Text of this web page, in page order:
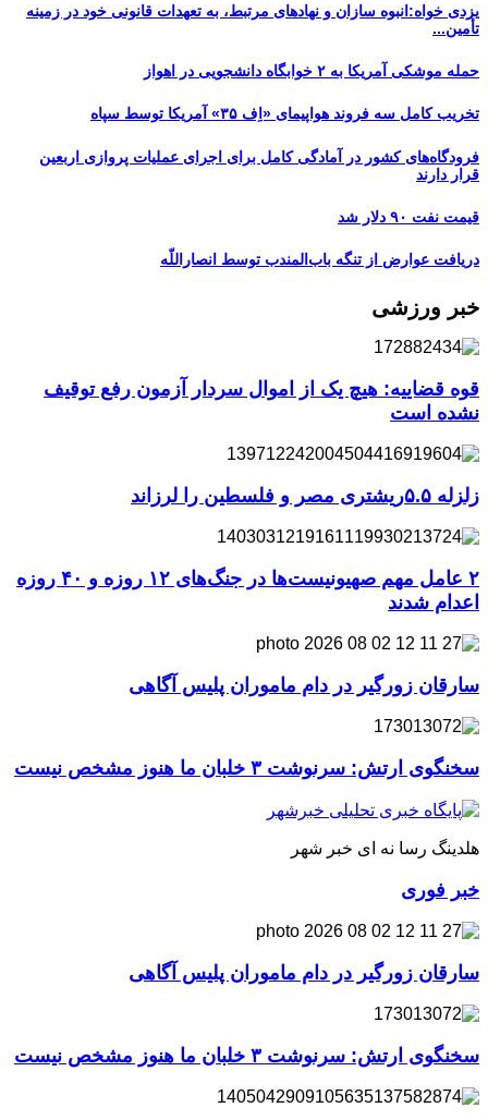
یزدی خواه:انبوه سازان و نهادهای مرتبط، به تعهدات قانونی خود در زمینه
تأمین...
حمله موشکی آمریکا به ۲ خوابگاه دانشجویی در اهواز
تخریب کامل سه فروند هواپیمای «اِف ۳۵» آمریکا توسط سپاه
فرودگاه‌های کشور در آمادگی کامل برای اجرای عملیات پروازی اربعین
قرار دارند
قیمت نفت ۹۰ دلار شد
دریافت عوارض از تنگه باب‌المندب توسط انصاراللّه
خبر ورزشی
قوه قضاییه: هیچ یک از اموال سردار آزمون رفع توقیف
نشده است
زلزله ۵.۵ریشتری مصر و فلسطین را لرزاند
۲ عامل مهم صهیونیست‌ها در جنگ‌های ۱۲ روزه و ۴۰ روزه
اعدام شدند
سارقان زورگیر در دام ماموران پلیس آگاهی
سخنگوی ارتش: سرنوشت ۳ خلبان ما هنوز مشخص نیست
هلدینگ رسا نه ای خبر شهر
خبر فوری
سارقان زورگیر در دام ماموران پلیس آگاهی
سخنگوی ارتش: سرنوشت ۳ خلبان ما هنوز مشخص نیست